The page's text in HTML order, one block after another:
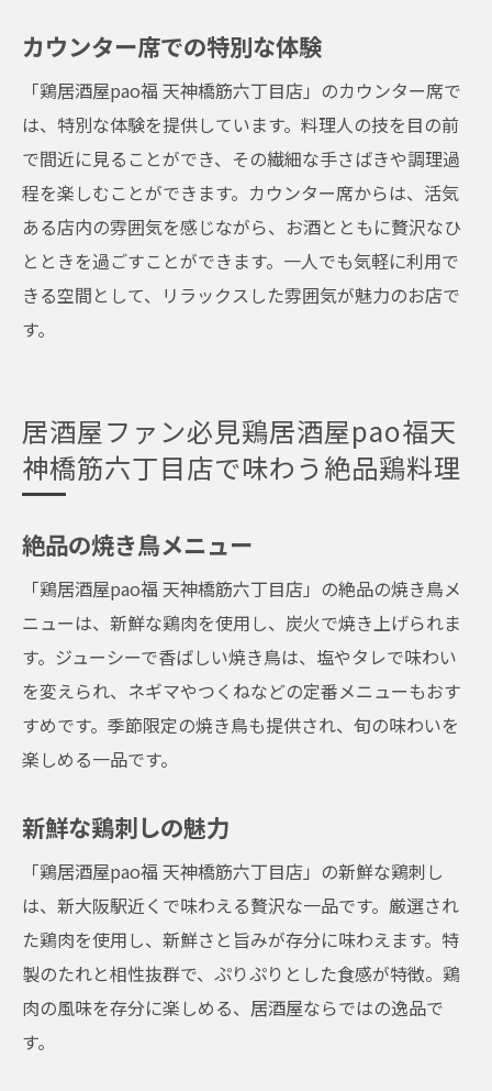
カウンター席での特別な体験
「鶏居酒屋pao福 天神橋筋六丁目店」のカウンター席で
は、特別な体験を提供しています。料理人の技を目の前
で間近に見ることができ、その繊細な手さばきや調理過
程を楽しむことができます。カウンター席からは、活気
ある店内の雰囲気を感じながら、お酒とともに贅沢なひ
とときを過ごすことができます。一人でも気軽に利用で
きる空間として、リラックスした雰囲気が魅力のお店で
す。
居酒屋ファン必見鶏居酒屋pao福天
神橋筋六丁目店で味わう絶品鶏料理
絶品の焼き鳥メニュー
「鶏居酒屋pao福 天神橋筋六丁目店」の絶品の焼き鳥メ
ニューは、新鮮な鶏肉を使用し、炭火で焼き上げられま
す。ジューシーで香ばしい焼き鳥は、塩やタレで味わい
を変えられ、ネギマやつくねなどの定番メニューもおす
すめです。季節限定の焼き鳥も提供され、旬の味わいを
楽しめる一品です。
新鮮な鶏刺しの魅力
「鶏居酒屋pao福 天神橋筋六丁目店」の新鮮な鶏刺し
は、新大阪駅近くで味わえる贅沢な一品です。厳選され
た鶏肉を使用し、新鮮さと旨みが存分に味わえます。特
製のたれと相性抜群で、ぷりぷりとした食感が特徴。鶏
肉の風味を存分に楽しめる、居酒屋ならではの逸品で
す。